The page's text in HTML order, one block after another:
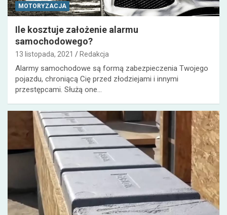
MOTORYZACJA
Ile kosztuje założenie alarmu
samochodowego?
13 listopada, 2021 Redakcja
Alarmy samochodowe są formą zabezpieczenia Twojego
pojazdu, chroniącą Cię przed złodziejami i innymi
przestępcami. Służą one…